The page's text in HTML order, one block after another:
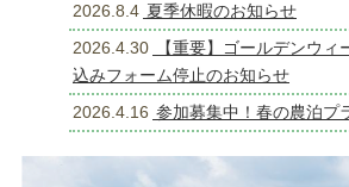
2026.8.4 夏季休暇のお知らせ
2026.4.30
【重要】ゴールデンウィ
込みフォーム停止のお知らせ
2026.4.16 参加募集中！春の農泊プ